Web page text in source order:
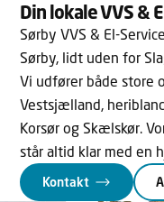
Din lokale VVS &
Sørby VVS & El-
Sørby, lidt uden for
Vi udfører både store
Vestsjælland,
Korsør og Skælskør.
står altid klar med en
Kontakt